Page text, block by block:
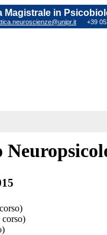
Magistrale in
+39